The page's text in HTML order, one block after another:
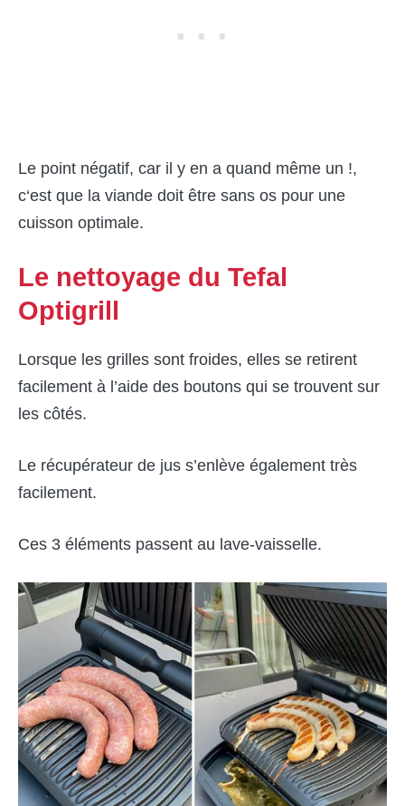
Le point négatif, car il y en a quand même un !,
c‘est que la viande doit être sans os pour une
cuisson optimale.
Le nettoyage du Tefal
Optigrill
Lorsque les grilles sont froides, elles se retirent
facilement à l’aide des boutons qui se trouvent sur
les côtés.
Le récupérateur de jus s’enlève également très
facilement.
Ces 3 éléments passent au lave-vaisselle.